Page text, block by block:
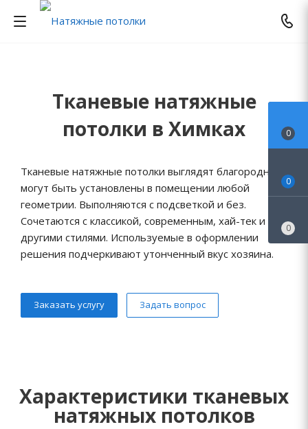
Тканевые натяжные
потолки в Химках
Тканевые натяжные потолки выглядят благородно и
могут быть установлены в помещении любой
геометрии. Выполняются с подсветкой и без.
Сочетаются с классикой, современным, хай-тек и
другими стилями. Используемые в оформлении
решения подчеркивают утонченный вкус хозяина.
Заказать услугу Задать вопрос
Характеристики тканевых
натяжных потолков
0
0
0